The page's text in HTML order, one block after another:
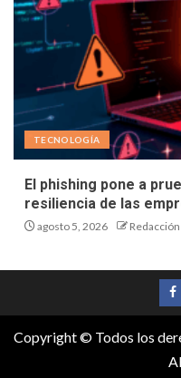
TECNOLOGÍA
El phishing pone a
resiliencia de las
agosto 5, 2026
Copyright © Todos los